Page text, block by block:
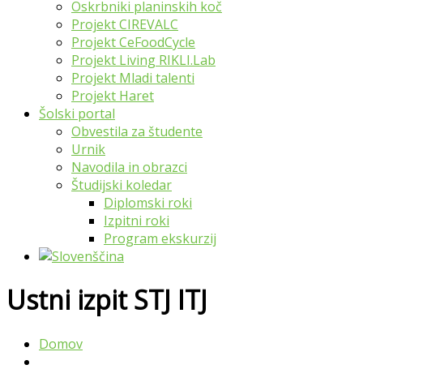
Oskrbniki planinskih koč
Projekt CIREVALC
Projekt CeFoodCycle
Projekt Living RIKLI.Lab
Projekt Mladi talenti
Projekt Haret
Šolski portal
Obvestila za študente
Urnik
Navodila in obrazci
Študijski koledar
Diplomski roki
Izpitni roki
Program ekskurzij
Ustni izpit STJ ITJ
Domov